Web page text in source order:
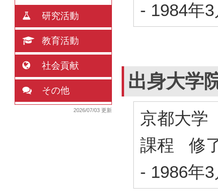
研究活動
教育活動
社会貢献
その他
2026/07/03 更新
- 1984年
出身大学
京都大
課程 修
- 1986年